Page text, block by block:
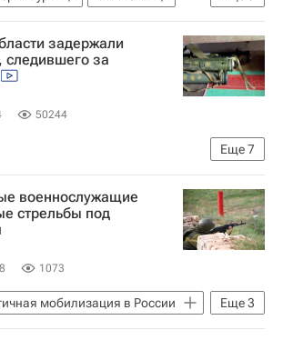
Туризм
задержали
следившего за
50244
Еще7
операция на Украине
Польша
войска России
Украины
РФ
Viber
военнослужащие
стрельбы под
1073
Еще3
мобилизация в России
2 Калининград